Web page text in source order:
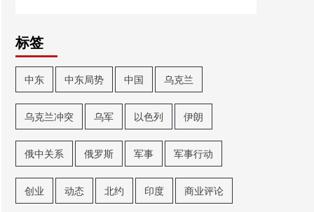
标签
中东 中东局势 中国 乌克兰
乌克兰冲突 乌军 以色列 伊朗
俄中关系 俄罗斯 军事 军事行动
创业 动态 北约 印度 商业评论